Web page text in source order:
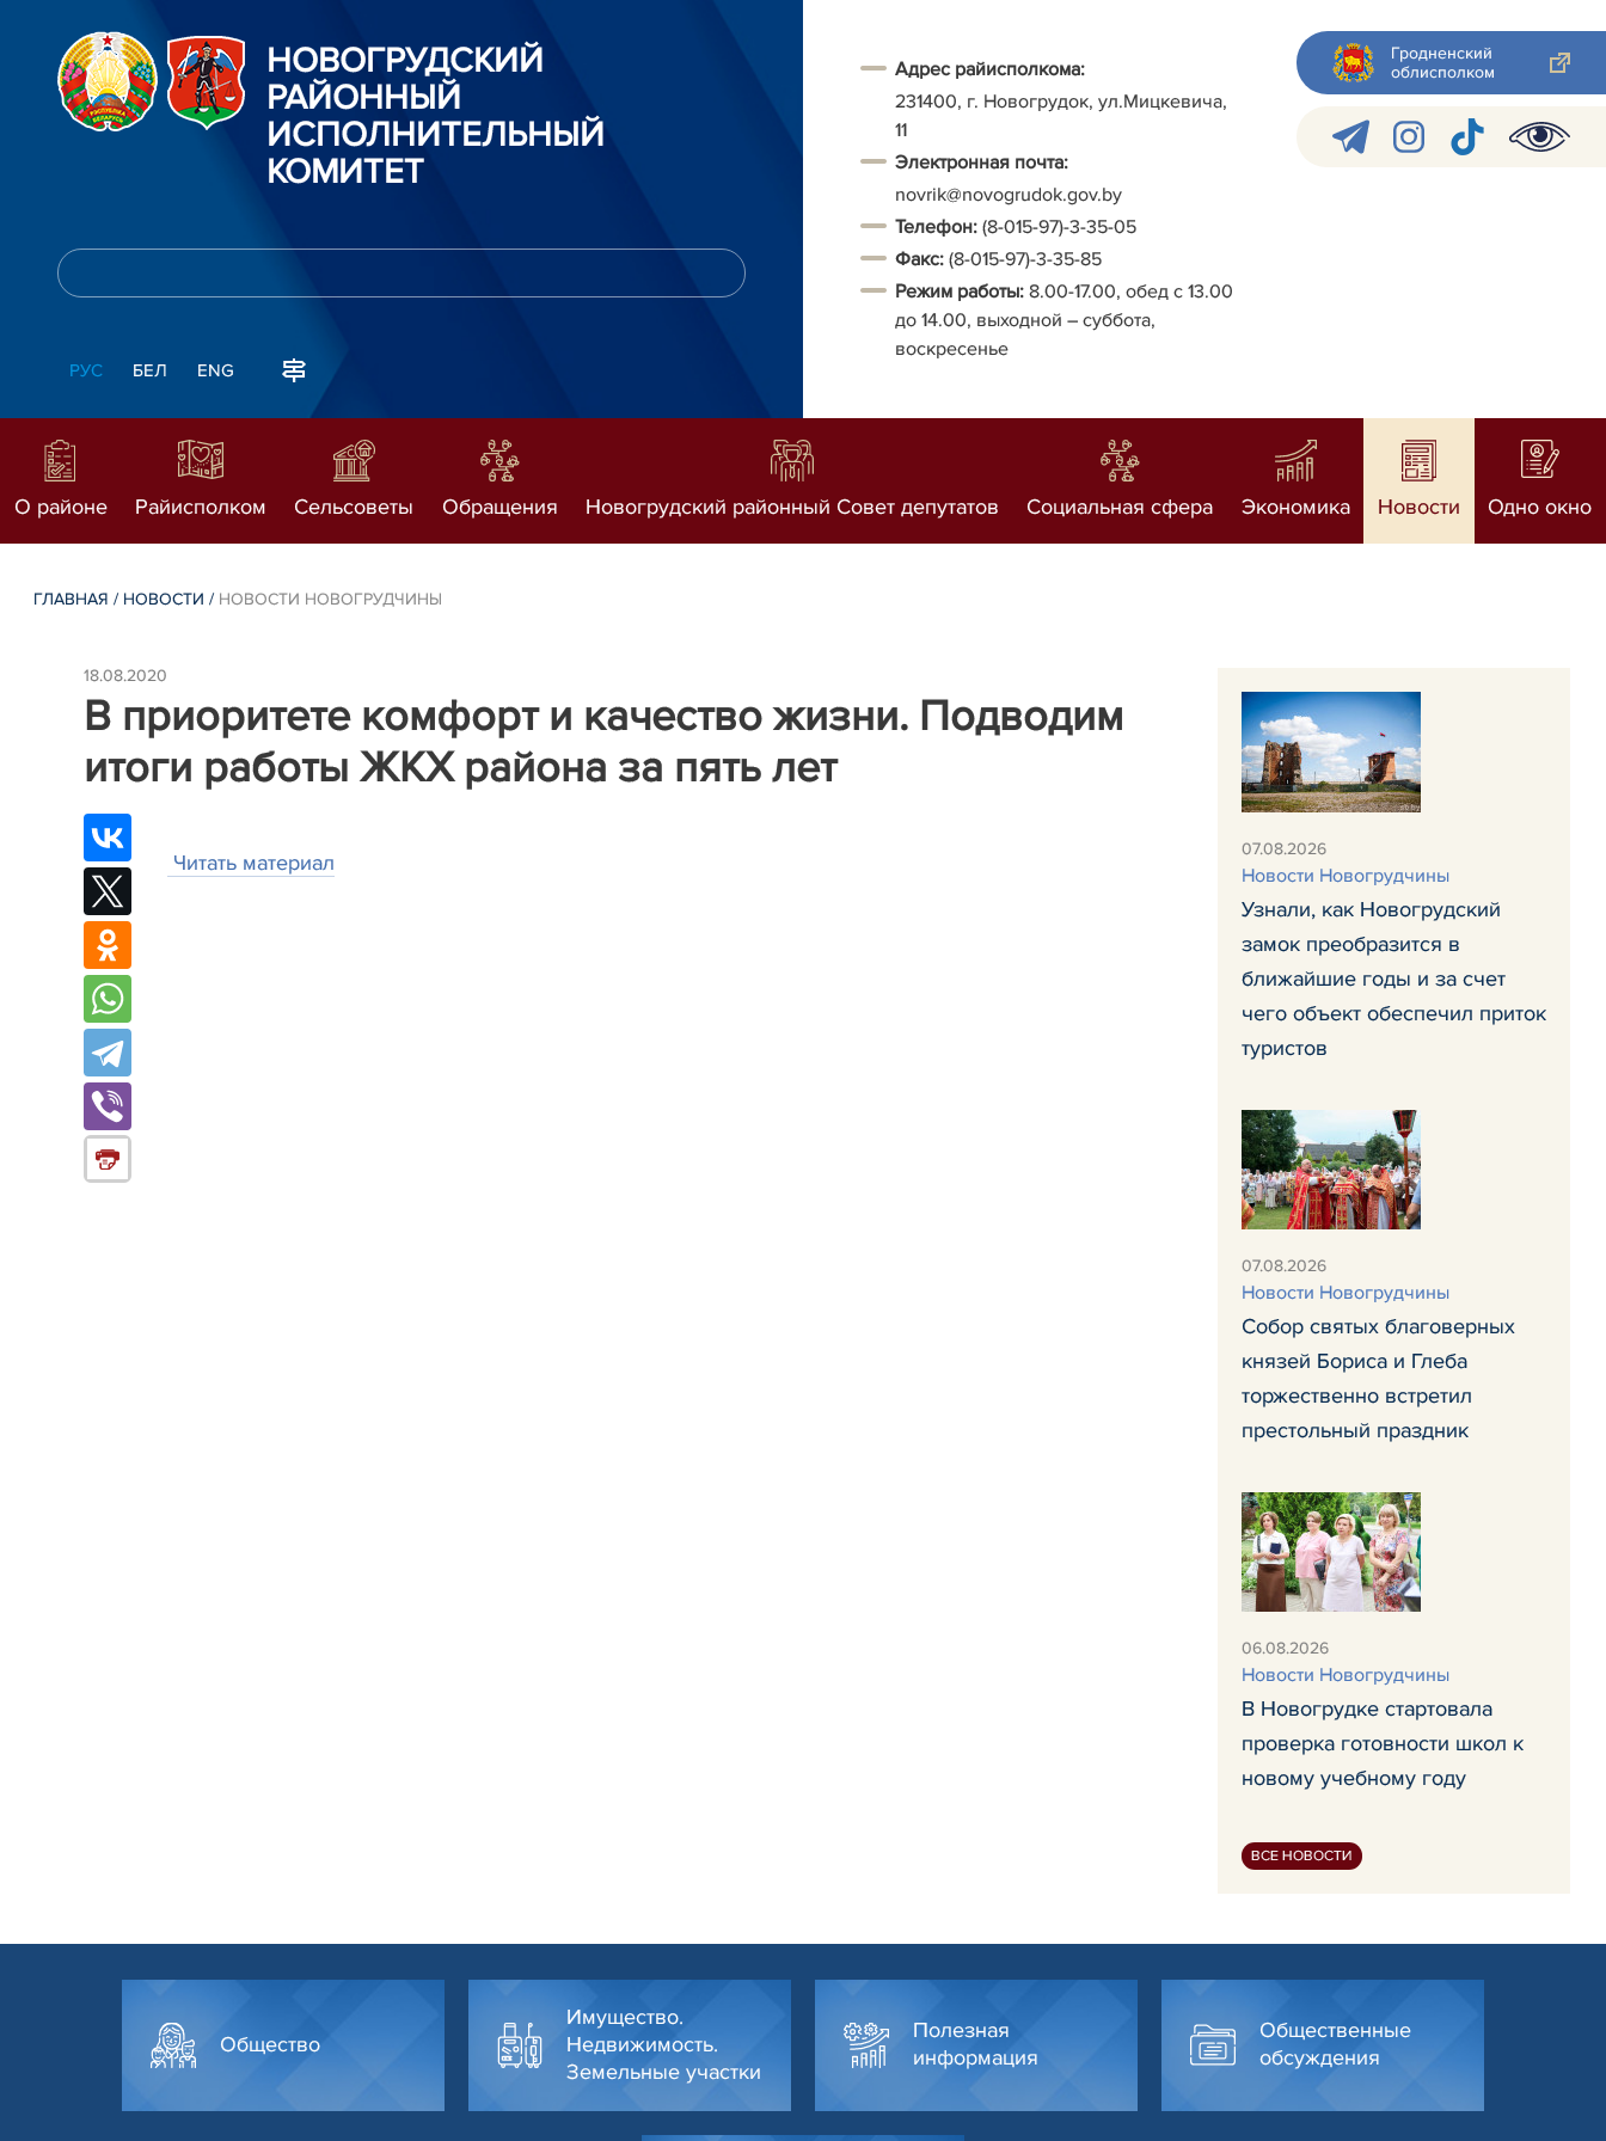
НОВОГРУДСКИЙ
РАЙОННЫЙ
ИСПОЛНИТЕЛЬНЫЙ
КОМИТЕТ
РУС БЕЛ ENG
Адрес райисполкома:
231400, г. Новогрудок, ул.Мицкевича,
11
Электронная почта:
novrik@novogrudok.gov.by
Телефон: (8-015-97)-3-35-05
Факс: (8-015-97)-3-35-85
Режим работы: 8.00-17.00, обед с 13.00
до 14.00, выходной – суббота,
воскресенье
Гродненский
облисполком
О районе Райисполком Сельсоветы Обращения Новогрудский районный Совет депутатов Социальная сфера Экономика Новости Одно окно
ГЛАВНАЯ / НОВОСТИ / НОВОСТИ НОВОГРУДЧИНЫ
18.08.2020
В приоритете комфорт и качество жизни. Подводим
итоги работы ЖКХ района за пять лет
Читать материал
07.08.2026
Новости Новогрудчины
Узнали, как Новогрудский
замок преобразится в
ближайшие годы и за счет
чего объект обеспечил приток
туристов
07.08.2026
Новости Новогрудчины
Собор святых благоверных
князей Бориса и Глеба
торжественно встретил
престольный праздник
06.08.2026
Новости Новогрудчины
В Новогрудке стартовала
проверка готовности школ к
новому учебному году
ВСЕ НОВОСТИ
Общество
Имущество.
Недвижимость.
Земельные участки
Полезная
информация
Общественные
обсуждения